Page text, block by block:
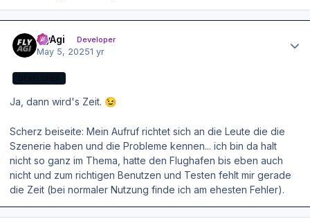
FlyAgi Developer
May 5, 20251 yr
Ja, dann wird's Zeit. 😉
Scherz beiseite: Mein Aufruf richtet sich an die Leute die die
Szenerie haben und die Probleme kennen... ich bin da halt
nicht so ganz im Thema, hatte den Flughafen bis eben auch
nicht und zum richtigen Benutzen und Testen fehlt mir gerade
die Zeit (bei normaler Nutzung finde ich am ehesten Fehler).